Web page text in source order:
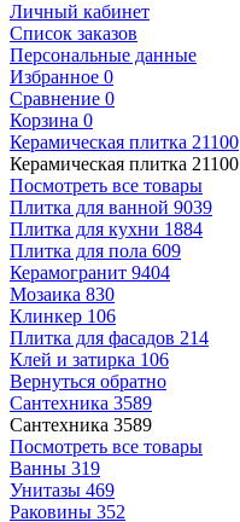
Личный кабинет
Список заказов
Персональные данные
Избранное 0
Сравнение 0
Корзина 0
Керамическая плитка 21100
Керамическая плитка 21100
Посмотреть все товары
Плитка для ванной 9039
Плитка для кухни 1884
Плитка для пола 609
Керамогранит 9404
Мозаика 830
Клинкер 106
Плитка для фасадов 214
Клей и затирка 106
Вернуться обратно
Сантехника 3589
Сантехника 3589
Посмотреть все товары
Ванны 319
Унитазы 469
Раковины 352